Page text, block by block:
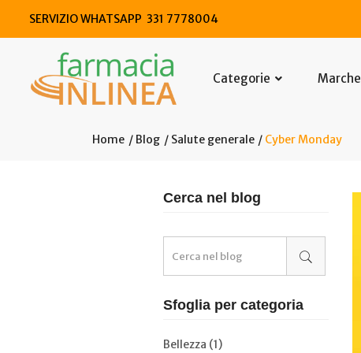
SERVIZIO WHATSAPP 331 7778004
Categorie Marche
Home Blog Salute generale Cyber Monday
Cerca nel blog
Sfoglia per categoria
Bellezza (1)